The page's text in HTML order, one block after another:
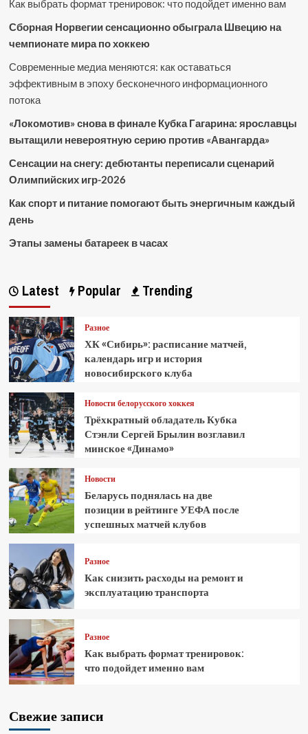
Как выбрать формат тренировок: что подойдет именно вам
Сборная Норвегии сенсационно обыграла Швецию на
чемпионате мира по хоккею
Современные медиа меняются: как оставаться
эффективным в эпоху бесконечного информационного
потока
«Локомотив» снова в финале Кубка Гагарина: ярославцы
вытащили невероятную серию против «Авангарда»
Сенсации на снегу: дебютанты переписали сценарий
Олимпийских игр-2026
Как спорт и питание помогают быть энергичным каждый
день
Этапы замены батареек в часах
Latest Popular Trending
Разное
ХК «Сибирь»: расписание матчей,
календарь игр и история
новосибирского клуба
Новости белорусского хоккея
Трёхкратный обладатель Кубка
Стэнли Сергей Брылин возглавил
минское «Динамо»
Новости
Беларусь поднялась на две
позиции в рейтинге УЕФА после
успешных матчей клубов
Разное
Как снизить расходы на ремонт и
эксплуатацию транспорта
Разное
Как выбрать формат тренировок:
что подойдет именно вам
Свежие записи